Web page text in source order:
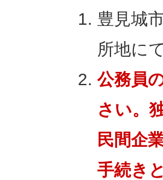
豊見城
所地に
公務員
さい。
民間企
手続き